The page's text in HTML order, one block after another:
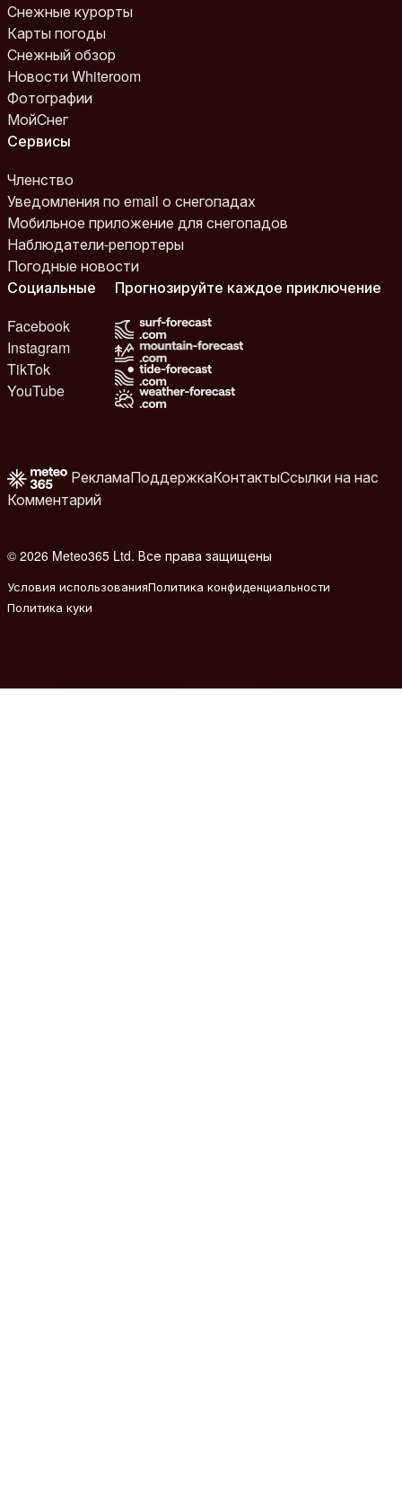
Снежные курорты
Карты погоды
Снежный обзор
Новости Whiteroom
Фотографии
МойСнег
Сервисы
Членство
Уведомления по email о снегопадах
Мобильное приложение для снегопадов
Наблюдатели-репортеры
Погодные новости
Социальные
Facebook
Instagram
TikTok
YouTube
Прогнозируйте каждое приключение
РекламаПоддержкаКонтактыСсылки на нас
Комментарий
© 2026 Meteo365 Ltd. Все права защищены
Условия использованияПолитика конфиденциальности
Политика куки